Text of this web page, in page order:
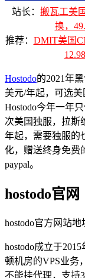
站长： 搬瓦工美
换，
推荐： DMIT美国
Hostodo的2021年
美元/年起，可选美
Hostodo今年一年
次美国独服，拉斯
年起，需要独服的
化，赠送终身免费
paypal。
hostodo官网
hostodo官方网站地
hostodo成立于
顿机房的VPS业务
不能挂代理，支持